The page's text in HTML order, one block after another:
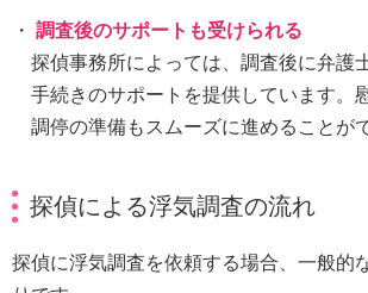
調査後のサポートも受けられる
探偵事務所によっては、調査後に弁護
手続きのサポートを提供しています。
調停の準備もスムーズに進めることが
探偵による浮気調査の流れ
探偵に浮気調査を依頼する場合、一般的